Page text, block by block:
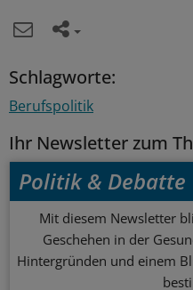
Schlagworte:
Berufspolitik
Ihr Newsletter zum
Politik & Debatte
Mit diesem Newsletter
Geschehen in der
Hintergründen und einem